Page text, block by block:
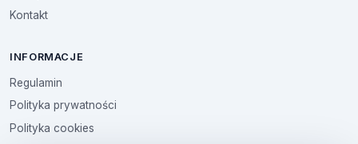
Kontakt
INFORMACJE
Regulamin
Polityka prywatności
Polityka cookies